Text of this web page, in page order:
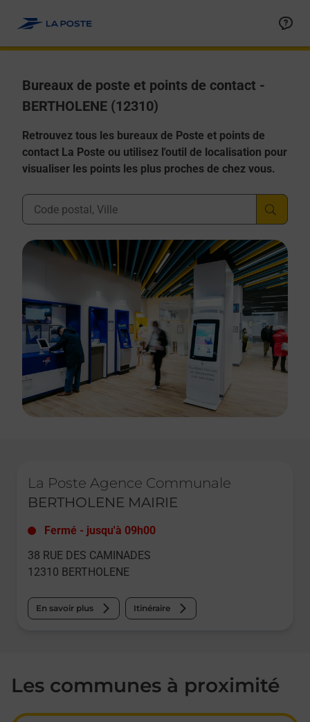
Bureaux de poste et points de contact -
BERTHOLENE (12310)
Retrouvez tous les bureaux de Poste et points de
contact La Poste ou utilisez l'outil de localisation pour
visualiser les points les plus proches de chez vous.
Ville, Département, Code Postal
La Poste Agence Communale
BERTHOLENE MAIRIE
Fermé - jusqu'à 09h00
38 RUE DES CAMINADES
12310 BERTHOLENE
En savoir plus Itinéraire
Les communes à proximité